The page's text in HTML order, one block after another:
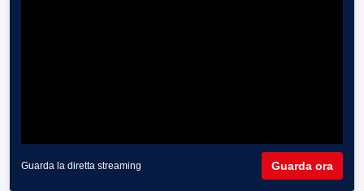
Guarda la diretta streaming Guarda ora